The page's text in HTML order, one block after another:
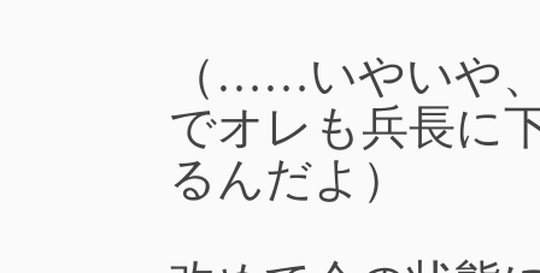
（……いやいや
でオレも兵長に
るんだよ）